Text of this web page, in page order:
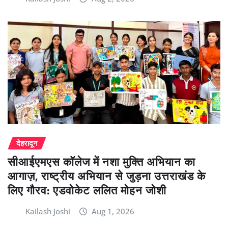
देहरादून
सीआईएमएस कॉलेज में नशा मुक्ति अभियान का
आगाज़, राष्ट्रीय अभियान से जुड़ना उत्तराखंड के
लिए गौरव: एडवोकेट ललित मोहन जोशी
Kailash Joshi Aug 1, 2026